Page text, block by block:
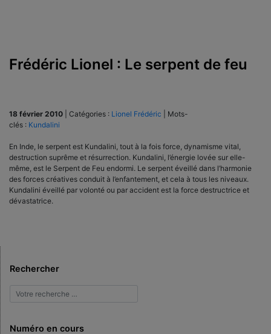
Frédéric Lionel : Le serpent de feu
18 février 2010 Catégories : Lionel Frédéric
Mots-
clés : Kundalini
En Inde, le serpent est Kundalini, tout à la fois force, dynamisme vital,
destruction suprême et résurrection. Kundalini, l’énergie lovée sur elle-
même, est le Serpent de Feu endormi. Le serpent éveillé dans l’harmonie
des forces créatives conduit à l’enfantement, et cela à tous les niveaux.
Kundalini éveillé par volonté ou par accident est la force destructrice et
dévastatrice.
Rechercher
Numéro en cours